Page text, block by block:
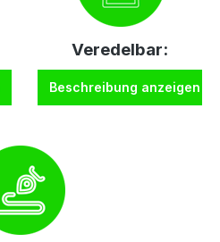
Veredelbar:
Beschreibung anzeigen